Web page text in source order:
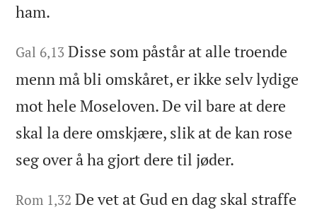
ham.
Gal 6,13 Disse som påstår at alle troende
menn må bli omskåret, er ikke selv lydige
mot hele Moseloven. De vil bare at dere
skal la dere omskjære, slik at de kan rose
seg over å ha gjort dere til jøder.
Rom 1,32 De vet at Gud en dag skal straffe